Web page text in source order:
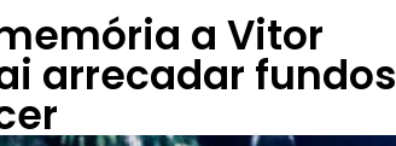
a Vitor
arrecadar fundos